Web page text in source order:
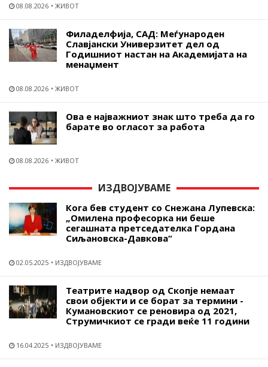
08.08.2026 ЖИВОТ
Филаделфија, САД: Меѓународен
Славјански Универзитет дел од
Годишниот настан на Академијата на
менаџмент
08.08.2026 ЖИВОТ
Ова е најважниот знак што треба да го
барате во огласот за работа
08.08.2026 ЖИВОТ
ИЗДВОЈУВАМЕ
Кога бев студент со Снежана Лупевска:
„Омилена професорка ни беше
сегашната претседателка Гордана
Сиљановска-Давкова“
02.05.2025 ИЗДВОЈУВАМЕ
Театрите надвор од Скопје немаат
свои објекти и се борат за термини -
Кумановскиот се реновира од 2021,
Струмичкиот се гради веќе 11 години
16.04.2025 ИЗДВОЈУВАМЕ